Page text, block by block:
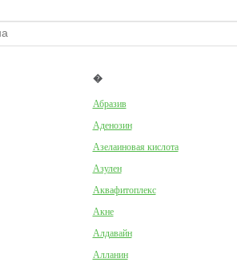
�
Абразив
Аденозин
Азелаиновая кислота
Азулен
Аквафитоплекс
Акне
Алдавайн
Алланин